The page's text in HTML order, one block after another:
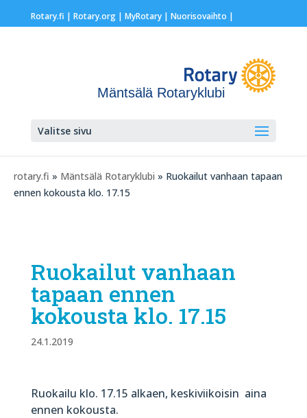
Rotary.fi | Rotary.org| MyRotary | Nuorisovaihto |
Mäntsälä Rotaryklubi
Valitse sivu
rotary.fi » Mäntsälä Rotaryklubi » Ruokailut vanhaan tapaan
ennen kokousta klo. 17.15
Ruokailut vanhaan
tapaan ennen
kokousta klo. 17.15
24.1.2019
Ruokailu klo. 17.15 alkaen, keskiviikoisin aina
ennen kokousta.